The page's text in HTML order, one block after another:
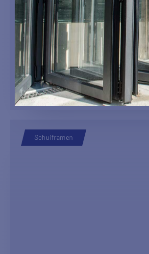
MAX LIGHT
Schuiframen